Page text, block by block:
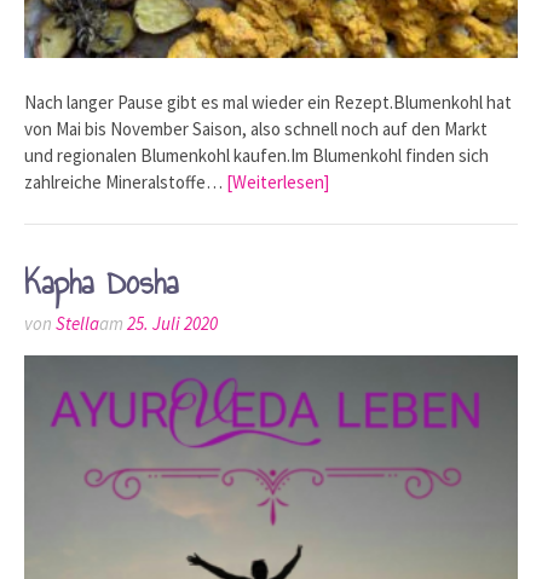
Nach langer Pause gibt es mal wieder ein Rezept.Blumenkohl hat
von Mai bis November Saison, also schnell noch auf den Markt
und regionalen Blumenkohl kaufen.Im Blumenkohl finden sich
zahlreiche Mineralstoffe… [Weiterlesen]
Kapha Dosha
von Stellaam 25. Juli 2020